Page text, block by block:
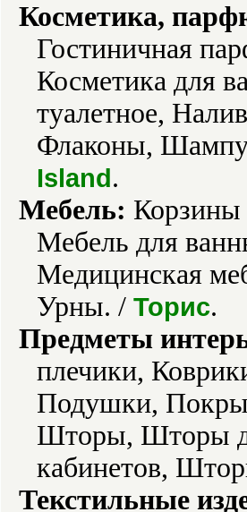
Косметика,
Гостиничная
Косметика для
туалетное,
Флаконы,
Island.
Мебель: Корзины
Мебель для
Медицинская
Урны. / Торис.
Предметы
плечики,
Подушки,
Шторы, Шторы
кабинетов,
Текстильные